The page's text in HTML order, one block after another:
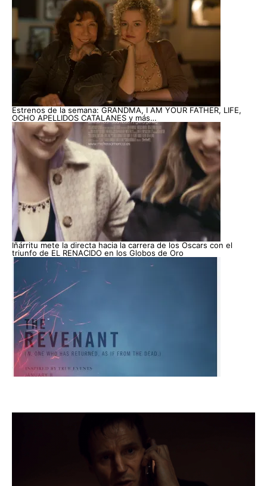
Estrenos de la semana: GRANDMA, I AM YOUR FATHER, LIFE,
OCHO APELLIDOS CATALANES y más…
Iñárritu mete la directa hacia la carrera de los Oscars con el
triunfo de EL RENACIDO en los Globos de Oro